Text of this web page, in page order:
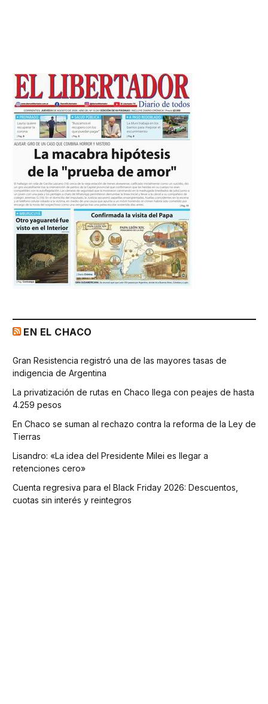
EN EL CHACO
Gran Resistencia registró una de las mayores tasas de
indigencia de Argentina
La privatización de rutas en Chaco llega con peajes de hasta
4.259 pesos
En Chaco se suman al rechazo contra la reforma de la Ley de
Tierras
Lisandro: «La idea del Presidente Milei es llegar a
retenciones cero»
Cuenta regresiva para el Black Friday 2026: Descuentos,
cuotas sin interés y reintegros